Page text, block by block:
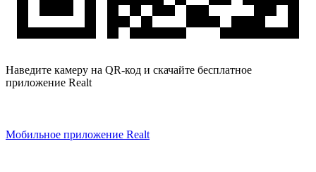
Наведите камеру на QR-код и скачайте бесплатное
приложение Realt
Мобильное приложение Realt